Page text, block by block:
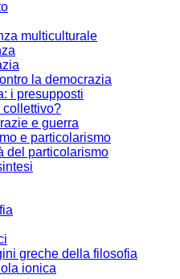
multiculturale
la democrazia
i presupposti
collettivo?
e guerra
e particolarismo
del particolarismo
greche della filosofia
ionica